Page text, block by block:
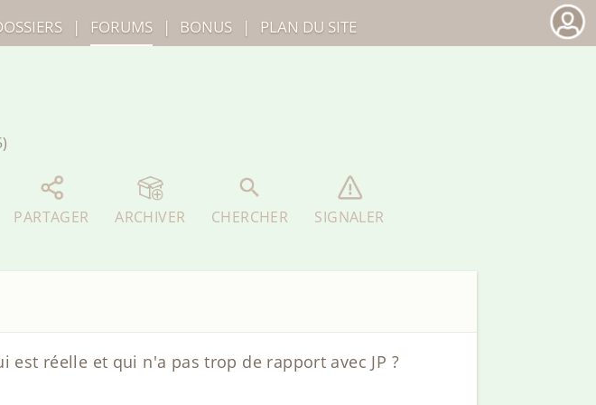
PARTAGER ARCHIVER CHERCHER SIGNALER
est réelle et qui n'a pas trop de rapport avec JP ?
| FORUMS | BONUS | PLAN DU SITE